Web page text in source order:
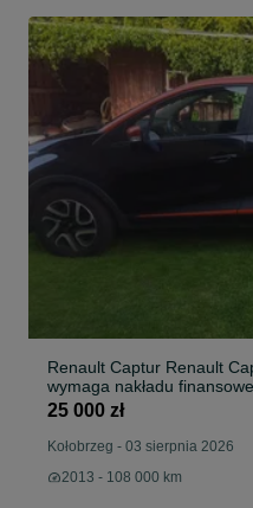
Renault Captur Renault
wymaga nakładu
25 000 zł
Kołobrzeg - 03 sierpnia 2026
2013 - 108 000 km